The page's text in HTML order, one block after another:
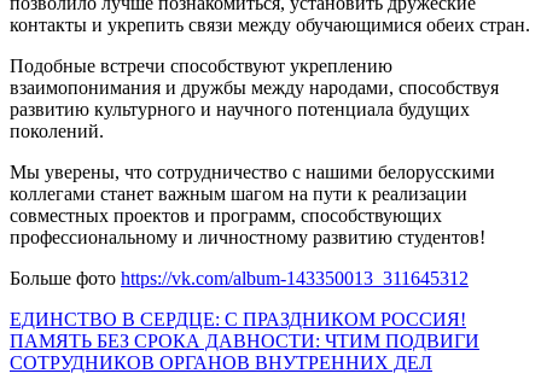
контакты и укрепить связи между обучающимися обеих стран.
Подобные встречи способствуют укреплению
взаимопонимания и дружбы между народами, способствуя
развитию культурного и научного потенциала будущих
поколений.
Мы уверены, что сотрудничество с нашими белорусскими
коллегами станет важным шагом на пути к реализации
совместных проектов и программ, способствующих
профессиональному и личностному развитию студентов!
Больше фото https://vk.com/album-143350013_311645312
Навигация
по
ЕДИНСТВО В СЕРДЦЕ: С ПРАЗДНИКОМ РОССИЯ!
ПАМЯТЬ БЕЗ СРОКА ДАВНОСТИ: ЧТИМ ПОДВИГИ
СОТРУДНИКОВ ОРГАНОВ ВНУТРЕННИХ ДЕЛ